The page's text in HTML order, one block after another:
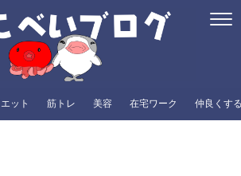
ット 筋トレ 美容 在宅ワーク 仲良くす